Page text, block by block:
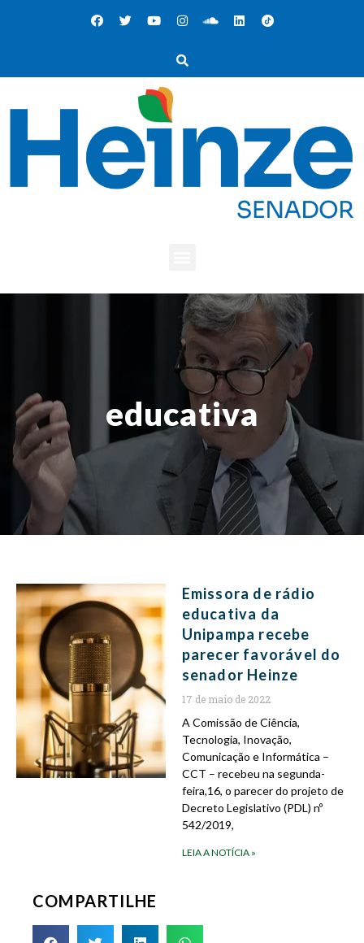
educativa
Emissora de rádio
educativa da
Unipampa recebe
parecer favorável do
senador Heinze
17 de maio de 2022
A Comissão de Ciência,
Tecnologia, Inovação,
Comunicação e Informática –
CCT – recebeu na segunda-
feira,16, o parecer do projeto de
Decreto Legislativo (PDL) nº
542/2019,
LEIA A NOTÍCIA »
COMPARTILHE